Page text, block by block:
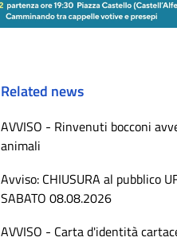
Related news
AVVISO - Rinvenuti bocconi
animali
Avviso: CHIUSURA al pubblico
SABATO 08.08.2026
AVVISO - Carta d'identità